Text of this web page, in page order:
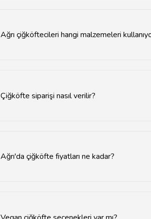
Ağrı çiğköftecileri hangi malzemeleri
Çiğköfte siparişi nasıl verilir?
Ağrı'da çiğköfte fiyatları ne kadar?